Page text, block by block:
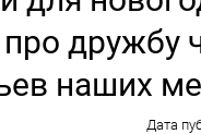
про дружбу
наших
Дата